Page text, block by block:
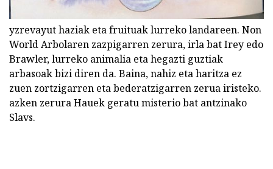
yzrevayut haziak eta fruituak lurreko landareen. Non
World Arbolaren zazpigarren zerura, irla bat Irey edo
Brawler, lurreko animalia eta hegazti guztiak
arbasoak bizi diren da. Baina, nahiz eta haritza ez
zuen zortzigarren eta bederatzigarren zerua iristeko.
azken zerura Hauek geratu misterio bat antzinako
Slavs.